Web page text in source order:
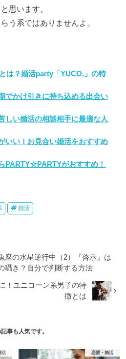
思います。
う系ではありませんよ。
は？婚活party「YUCO.」の特
でかけ引きに持ち込める出会い
しい婚活の相談相手に最適な人
いい！お見合い婚活をおすすめ
PARTY☆PARTYがおすすめ！
婚活
座の水星逆行中（2）『啓示』は
囁き？自分で判断する方法
！ユニコーン系男子の特
徴とは
事も人気です。
活 恋愛・婚活